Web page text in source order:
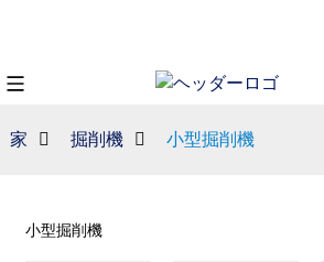
家 掘削機 小型掘削機
小型掘削機